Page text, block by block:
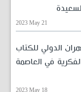
2023 May 21
الدولي للكتاب
الفكرية في العاصمة
2023 May 18